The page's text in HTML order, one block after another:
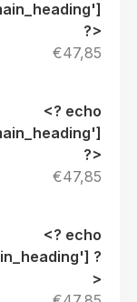
€47,85
€47,85